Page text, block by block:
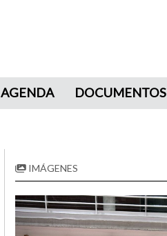
AGENDA DOCUMENTOS
IMÁGENES